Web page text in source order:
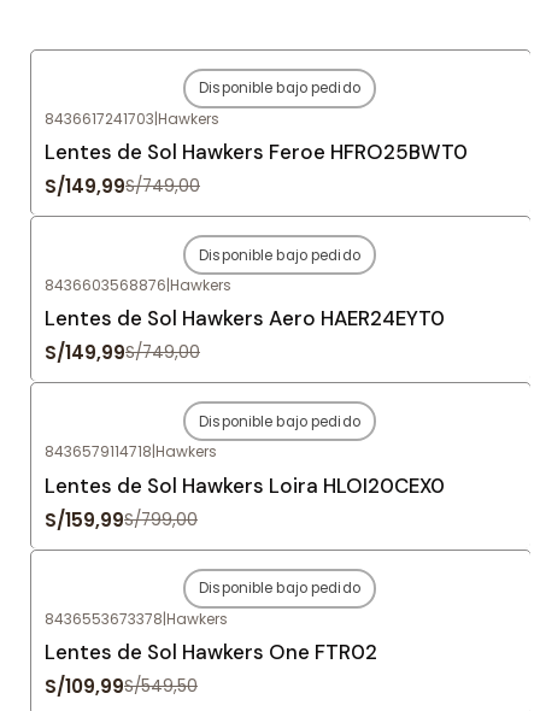
Agotado
Disponible bajo pedido
8436617241703|Hawkers
Lentes de Sol Hawkers Feroe HFRO25BWT0
S/149,99S/749,00
Agotado
Disponible bajo pedido
8436603568876|Hawkers
Lentes de Sol Hawkers Aero HAER24EYT0
S/149,99S/749,00
Agotado
Disponible bajo pedido
8436579114718|Hawkers
Lentes de Sol Hawkers Loira HLOI20CEX0
S/159,99S/799,00
Agotado
Disponible bajo pedido
8436553673378|Hawkers
Lentes de Sol Hawkers One FTR02
S/109,99S/549,50